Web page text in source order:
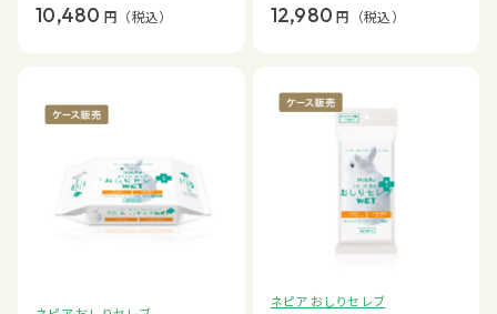
10,480 円 （税込） 12,980 円 （税込）
ネピア おしりセレブ